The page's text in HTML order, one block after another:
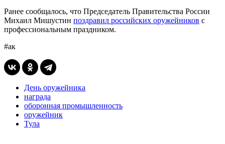
Ранее сообщалось, что Председатель Правительства России
Михаил Мишустин поздравил российских оружейников с
профессиональным праздником.
#ак
День оружейника
награда
оборонная промышленность
оружейник
Тула